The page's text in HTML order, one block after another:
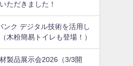
ただきました！
ンク デジタル技術を活用し
木粉簡易トイレも登場！）
製品展示会2026（3/3開